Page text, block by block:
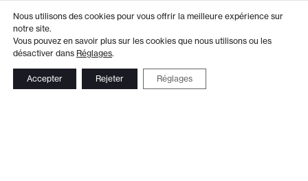
Nous utilisons des cookies pour vous offrir la meilleure expérience sur
notre site.
Vous pouvez en savoir plus sur les cookies que nous utilisons ou les
désactiver dans Réglages.
Accepter Rejeter Réglages